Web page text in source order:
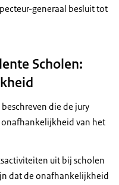
generaal besluit tot
Scholen:
die de jury
van het
uit bij scholen
dat de onafhankelijkheid